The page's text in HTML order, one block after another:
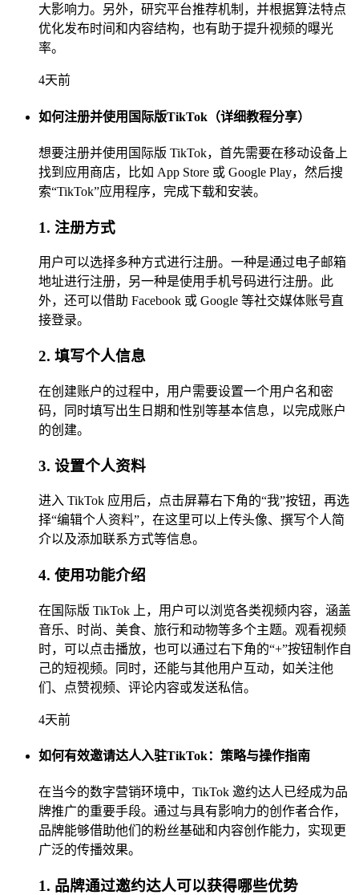
大影响力。另外，研究平台推荐机制，并根据算法特点
优化发布时间和内容结构，也有助于提升视频的曝光
率。
4天前
如何注册并使用国际版TikTok（详细教程分享）
想要注册并使用国际版 TikTok，首先需要在移动设备上
找到应用商店，比如 App Store 或 Google Play，然后搜
索“TikTok”应用程序，完成下载和安装。
1. 注册方式
用户可以选择多种方式进行注册。一种是通过电子邮箱
地址进行注册，另一种是使用手机号码进行注册。此
外，还可以借助 Facebook 或 Google 等社交媒体账号直
接登录。
2. 填写个人信息
在创建账户的过程中，用户需要设置一个用户名和密
码，同时填写出生日期和性别等基本信息，以完成账户
的创建。
3. 设置个人资料
进入 TikTok 应用后，点击屏幕右下角的“我”按钮，再选
择“编辑个人资料”，在这里可以上传头像、撰写个人简
介以及添加联系方式等信息。
4. 使用功能介绍
在国际版 TikTok 上，用户可以浏览各类视频内容，涵盖
音乐、时尚、美食、旅行和动物等多个主题。观看视频
时，可以点击播放，也可以通过右下角的“+”按钮制作自
己的短视频。同时，还能与其他用户互动，如关注他
们、点赞视频、评论内容或发送私信。
4天前
如何有效邀请达人入驻TikTok：策略与操作指南
在当今的数字营销环境中，TikTok 邀约达人已经成为品
牌推广的重要手段。通过与具有影响力的创作者合作，
品牌能够借助他们的粉丝基础和内容创作能力，实现更
广泛的传播效果。
1. 品牌通过邀约达人可以获得哪些优势